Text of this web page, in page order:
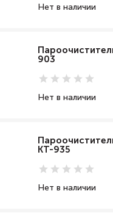
Нет в наличии
903
Нет в наличии
КТ-935
Нет в наличии